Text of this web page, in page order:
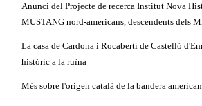
Anunci del Projecte de recerca Institut Nova
MUSTANG nord-americans, descendents dels
La casa de Cardona i Rocabertí de Castelló
històric a la ruïna
Més sobre l'origen català de la bandera